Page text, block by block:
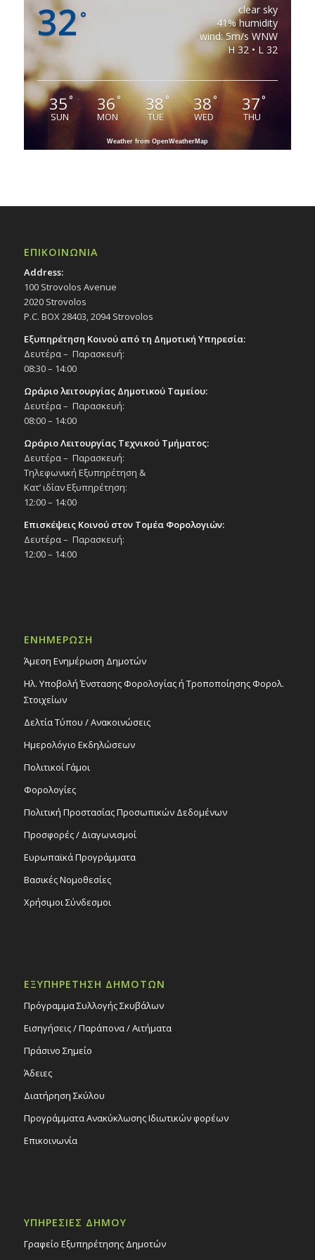
32 °
clear sky
41% humidity
wind: 5m/s WNW
H 32 • L 32
35°
SUN
36°
MON
38°
TUE
38°
WED
37°
THU
Weather from OpenWeatherMap
ΕΠΙΚΟΙΝΩΝΙΑ
Address:
100 Strovolos Avenue
2020 Strovolos
P.C. BOX 28403, 2094 Strovolos
Εξυπηρέτηση Κοινού από τη Δημοτική Υπηρεσία:
Δευτέρα – Παρασκευή:
08:30 – 14:00
Ωράριο λειτουργίας Δημοτικού Ταμείου:
Δευτέρα – Παρασκευή:
08:00 – 14:00
Ωράριο Λειτουργίας Τεχνικού Τμήματος:
Δευτέρα – Παρασκευή:
Τηλεφωνική Εξυπηρέτηση &
Κατ’ ιδίαν Εξυπηρέτηση:
12:00 – 14:00
Επισκέψεις Κοινού στον Τομέα Φορολογιών:
Δευτέρα – Παρασκευή:
12:00 – 14:00
ΕΝΗΜΕΡΩΣΗ
Άμεση Ενημέρωση Δημοτών
Ηλ. Υποβολή Ένστασης Φορολογίας ή Τροποποίησης Φορολ.
Στοιχείων
Δελτία Τύπου / Ανακοινώσεις
Ημερολόγιο Εκδηλώσεων
Πολιτικοί Γάμοι
Φορολογίες
Πολιτική Προστασίας Προσωπικών Δεδομένων
Προσφορές / Διαγωνισμοί
Ευρωπαϊκά Προγράμματα
Βασικές Νομοθεσίες
Χρήσιμοι Σύνδεσμοι
ΕΞΥΠΗΡΕΤΗΣΗ ΔΗΜΟΤΩΝ
Πρόγραμμα Συλλογής Σκυβάλων
Εισηγήσεις / Παράπονα / Αιτήματα
Πράσινο Σημείο
Άδειες
Διατήρηση Σκύλου
Προγράμματα Ανακύκλωσης Ιδιωτικών φορέων
Επικοινωνία
ΥΠΗΡΕΣΙΕΣ ΔΗΜΟΥ
Γραφείο Εξυπηρέτησης Δημοτών